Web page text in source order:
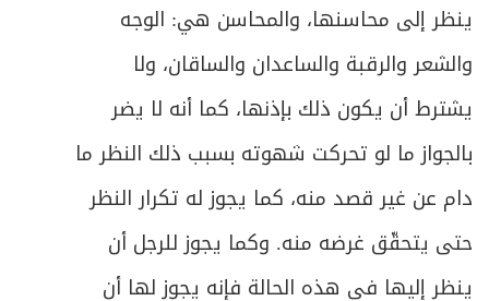
ينظر إلى محاسنها، والمحاسن هي: الوجه
والشعر والرقبة والساعدان والساقان، ولا
يشترط أن يكون ذلك بإذنها، كما أنه لا يضر
بالجواز ما لو تحركت شهوته بسبب ذلك النظر ما
دام عن غير قصد منه، كما يجوز له تكرار النظر
حتى يتحقّق غرضه منه. وكما يجوز للرجل أن
ينظر إليها في هذه الحالة فإنه يجوز لها أن